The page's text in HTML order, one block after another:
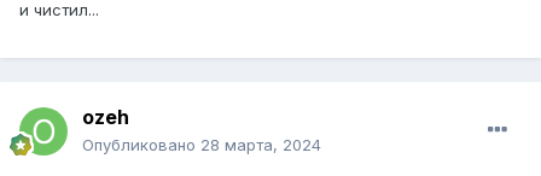
и чистил...
ozeh
Опубликовано 28 марта, 2024